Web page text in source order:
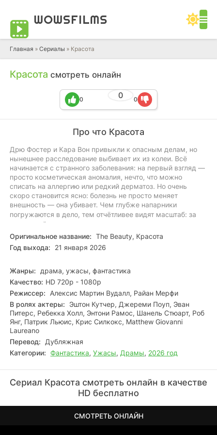
WOWSFILMS
Главная » Сериалы » Красота
Красота смотреть онлайн
0
0 0
Про что Красота
Дрю Фостер и Кара Вон привыкли к опасным делам, но
нынешнее расследование выбивает их из колеи. Всё
начинается с странного заболевания: на первый взгляд —
просто косметическая аномалия, нечто, что можно
списать на аллергию или редкий дерматоз. Но очень
скоро становится ясно: болезнь не просто меняет
внешность — она убивает. Чем глубже напарники
погружаются в дело, тем отчётливее видят масштаб: за
эпидемией стоят не вирусы и не природа, а чьи‑то
холодные расчёты. Коррумпированные чиновники
заметают следы, официальные отчёты растворяются в
бюрократической трясине, а каждый шаг Дрю и Кары
идёт охота. Наёмник, двигающийся как тень, не оставляет
улик — только ощущение неотвратимой угрозы. Всё
указывает на то, что болезнь — часть большого заговора,
затеянного на самом верху. Теперь их задача — не
просто раскрыть правду, а выжить, пока эта правда не
уничтожила их первыми.
Оригинальное название: The Beauty, Красота
Год выхода:
21 января 2026
Жанры:
драма, ужасы, фантастика
Качество: HD 720p - 1080p
Режиссер:
Алексис Мартин Вудалл, Райан Мерфи
В ролях актеры:
Эштон Кутчер, Джереми Поуп, Эван
Питерс, Ребекка Холл, Энтони Рамос, Шанель Стюарт, Роб
Янг, Патрик Льюис, Крис Силкокс, Matthew Giovanni
Laureano
Перевод:
Дубляжная
Категории: Фантастика, Ужасы, Драмы, 2026 год
Сериал Красота смотреть онлайн в качестве
HD бесплатно
СМОТРЕТЬ ОНЛАЙН